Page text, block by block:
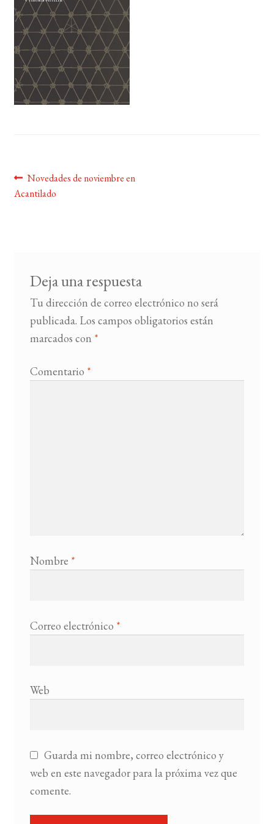
Navegación
de
Anterior:
Novedades de noviembre en
Acantilado
Deja una respuesta
Tu dirección de correo electrónico no será
publicada. Los campos obligatorios están
marcados con *
Comentario *
Nombre *
Correo electrónico *
Web
Guarda mi nombre, correo electrónico y
web en este navegador para la próxima vez que
comente.